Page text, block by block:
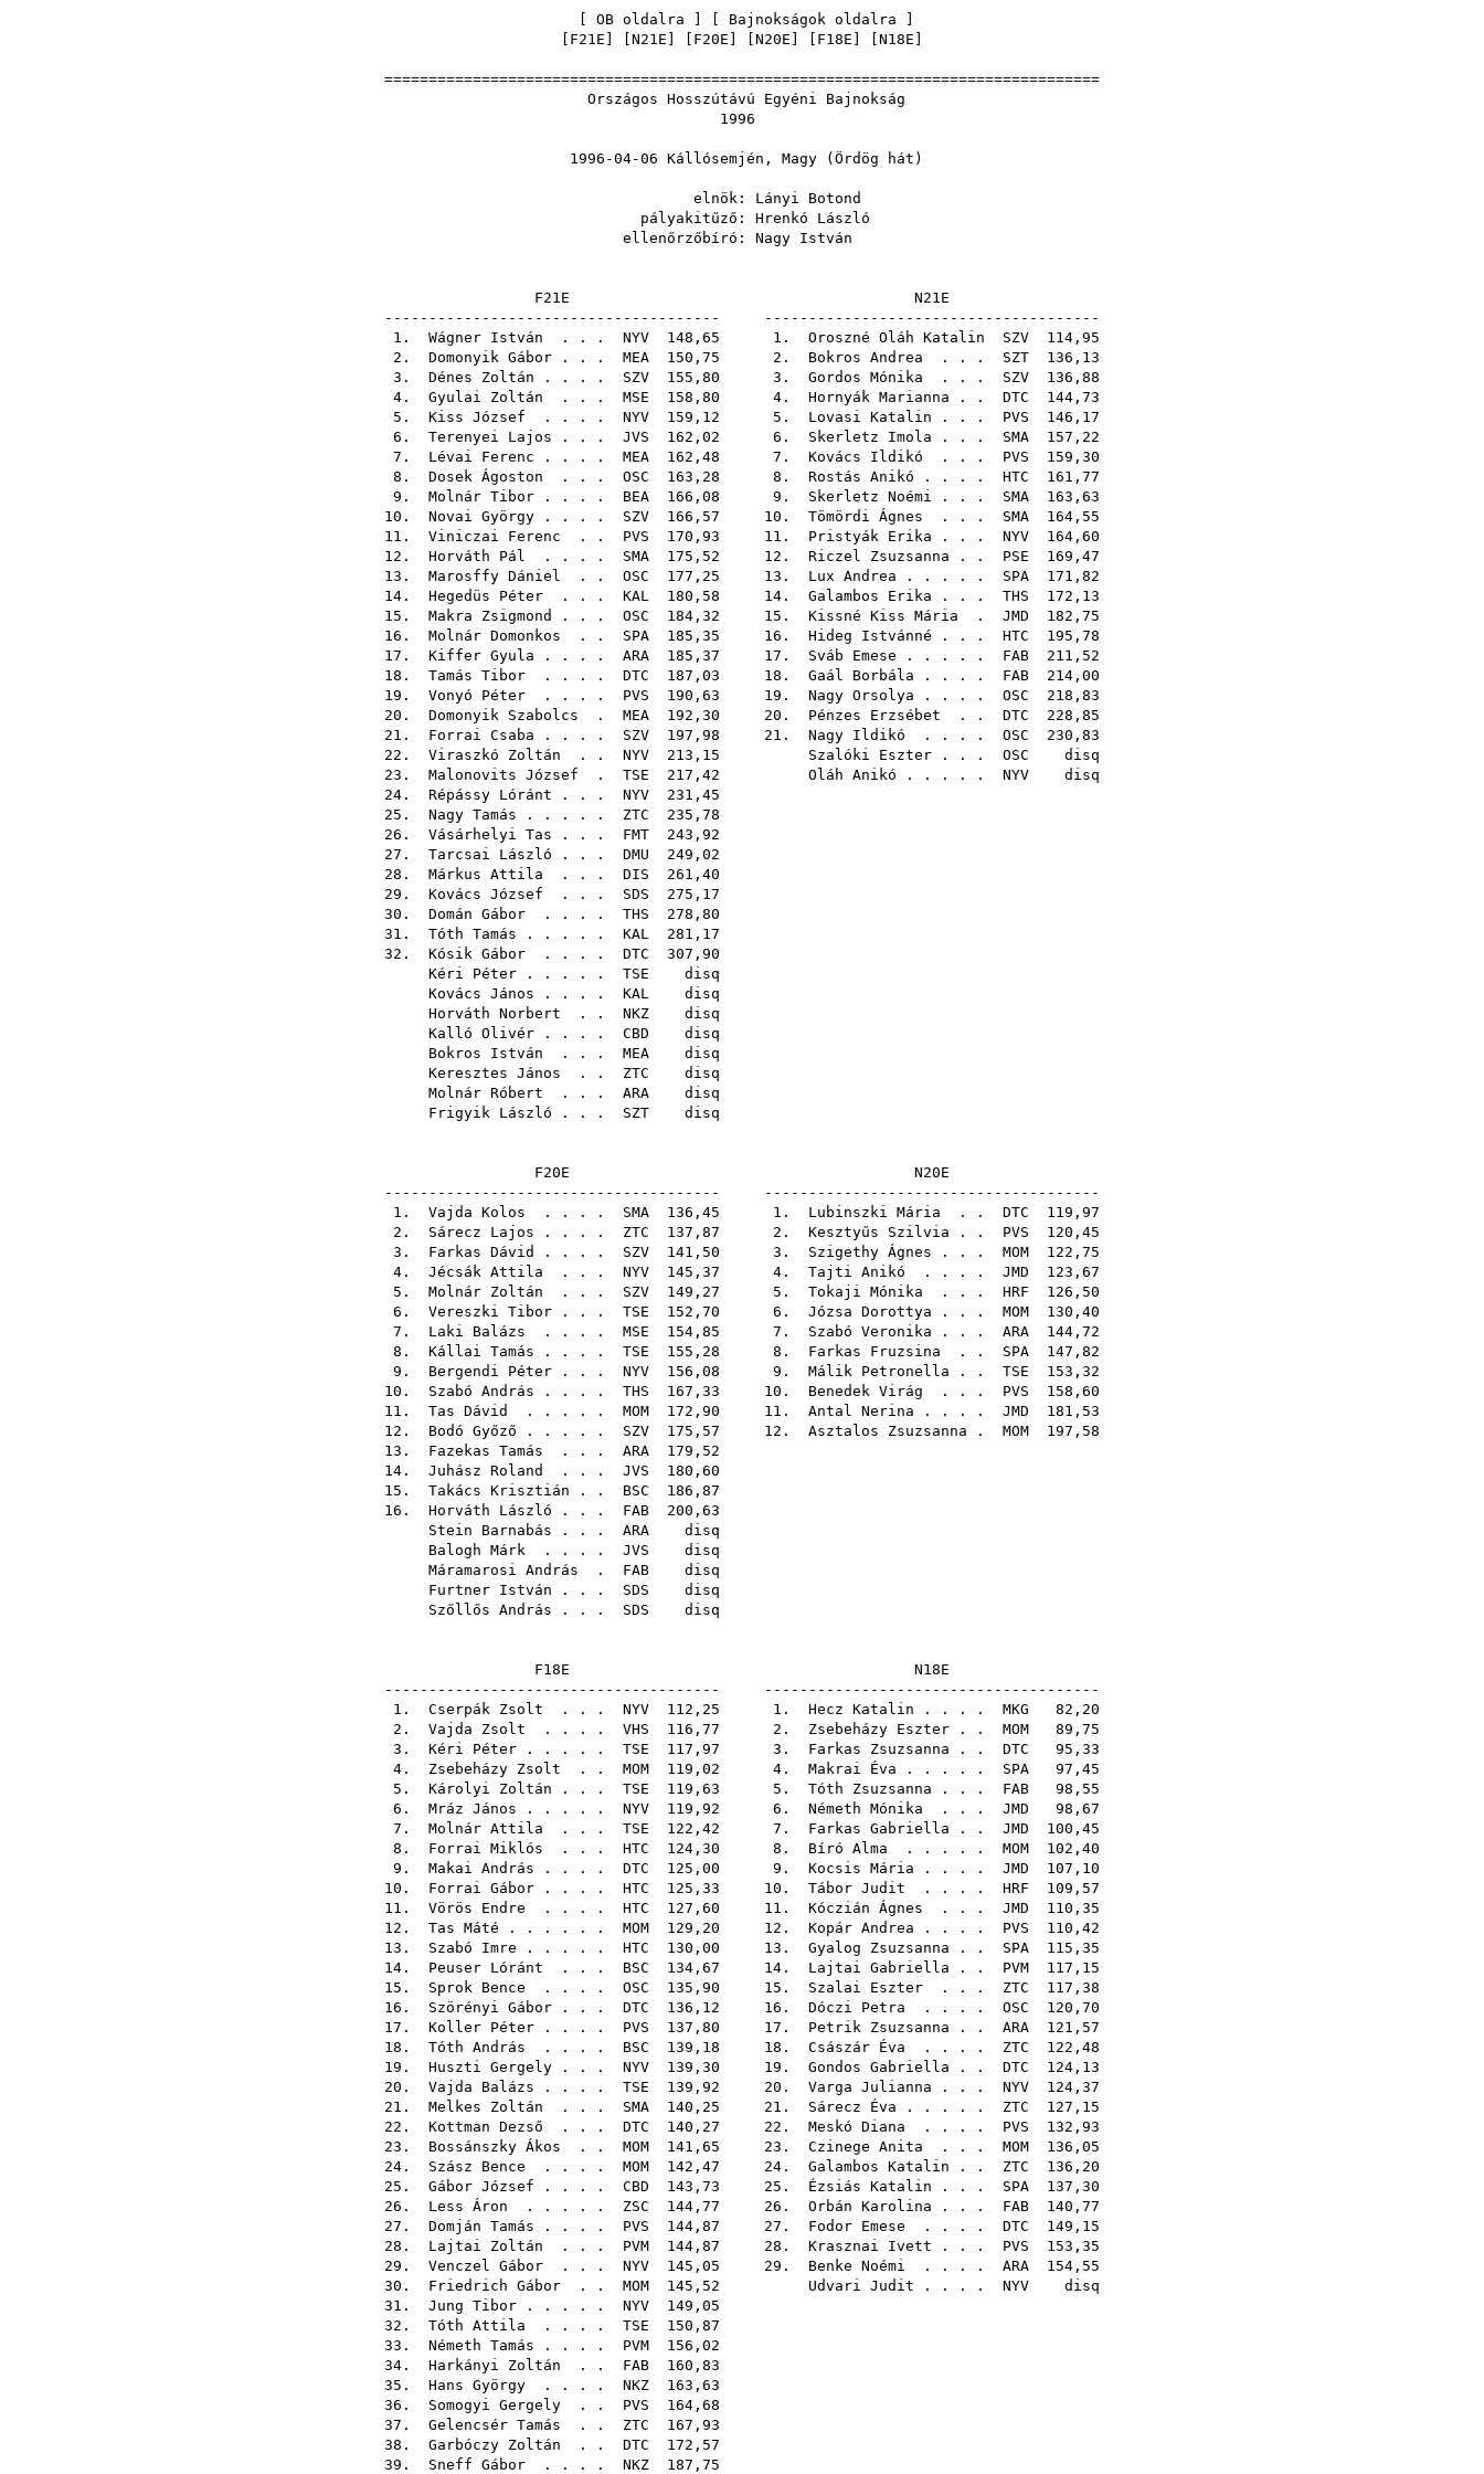
OB oldalra Bajnokságok oldalra
F21E N21E F20E N20E F18E N18E
=================================================================================
Országos Hosszútávú Egyéni Bajnokság
1996
1996-04-06 Kállósemjén, Magy (Ördög hát)
elnök: Lányi Botond
pályakitűző: Hrenkó László
ellenőrzőbíró: Nagy István
F21E N21E
-------------------------------------- --------------------------------------
1. Wágner István . . . NYV 148,65 1. Oroszné Oláh Katalin SZV 114,95
2. Domonyik Gábor . . . MEA 150,75 2. Bokros Andrea . . . SZT 136,13
3. Dénes Zoltán . . . . SZV 155,80 3. Gordos Mónika . . . SZV 136,88
4. Gyulai Zoltán . . . MSE 158,80 4. Hornyák Marianna . . DTC 144,73
5. Kiss József . . . . NYV 159,12 5. Lovasi Katalin . . . PVS 146,17
6. Terenyei Lajos . . . JVS 162,02 6. Skerletz Imola . . . SMA 157,22
7. Lévai Ferenc . . . . MEA 162,48 7. Kovács Ildikó . . . PVS 159,30
8. Dosek Ágoston . . . OSC 163,28 8. Rostás Anikó . . . . HTC 161,77
9. Molnár Tibor . . . . BEA 166,08 9. Skerletz Noémi . . . SMA 163,63
10. Novai György . . . . SZV 166,57 10. Tömördi Ágnes . . . SMA 164,55
11. Viniczai Ferenc . . PVS 170,93 11. Pristyák Erika . . . NYV 164,60
12. Horváth Pál . . . . SMA 175,52 12. Riczel Zsuzsanna . . PSE 169,47
13. Marosffy Dániel . . OSC 177,25 13. Lux Andrea . . . . . SPA 171,82
14. Hegedüs Péter . . . KAL 180,58 14. Galambos Erika . . . THS 172,13
15. Makra Zsigmond . . . OSC 184,32 15. Kissné Kiss Mária . JMD 182,75
16. Molnár Domonkos . . SPA 185,35 16. Hideg Istvánné . . . HTC 195,78
17. Kiffer Gyula . . . . ARA 185,37 17. Sváb Emese . . . . . FAB 211,52
18. Tamás Tibor . . . . DTC 187,03 18. Gaál Borbála . . . . FAB 214,00
19. Vonyó Péter . . . . PVS 190,63 19. Nagy Orsolya . . . . OSC 218,83
20. Domonyik Szabolcs . MEA 192,30 20. Pénzes Erzsébet . . DTC 228,85
21. Forrai Csaba . . . . SZV 197,98 21. Nagy Ildikó . . . . OSC 230,83
22. Viraszkó Zoltán . . NYV 213,15 Szalóki Eszter . . . OSC disq
23. Malonovits József . TSE 217,42 Oláh Anikó . . . . . NYV disq
24. Répássy Lóránt . . . NYV 231,45
25. Nagy Tamás . . . . . ZTC 235,78
26. Vásárhelyi Tas . . . FMT 243,92
27. Tarcsai László . . . DMU 249,02
28. Márkus Attila . . . DIS 261,40
29. Kovács József . . . SDS 275,17
30. Domán Gábor . . . . THS 278,80
31. Tóth Tamás . . . . . KAL 281,17
32. Kósik Gábor . . . . DTC 307,90
Kéri Péter . . . . . TSE disq
Kovács János . . . . KAL disq
Horváth Norbert . . NKZ disq
Kalló Olivér . . . . CBD disq
Bokros István . . . MEA disq
Keresztes János . . ZTC disq
Molnár Róbert . . . ARA disq
Frigyik László . . . SZT disq
F20E N20E
-------------------------------------- --------------------------------------
1. Vajda Kolos . . . . SMA 136,45 1. Lubinszki Mária . . DTC 119,97
2. Sárecz Lajos . . . . ZTC 137,87 2. Kesztyűs Szilvia . . PVS 120,45
3. Farkas Dávid . . . . SZV 141,50 3. Szigethy Ágnes . . . MOM 122,75
4. Jécsák Attila . . . NYV 145,37 4. Tajti Anikó . . . . JMD 123,67
5. Molnár Zoltán . . . SZV 149,27 5. Tokaji Mónika . . . HRF 126,50
6. Vereszki Tibor . . . TSE 152,70 6. Józsa Dorottya . . . MOM 130,40
7. Laki Balázs . . . . MSE 154,85 7. Szabó Veronika . . . ARA 144,72
8. Kállai Tamás . . . . TSE 155,28 8. Farkas Fruzsina . . SPA 147,82
9. Bergendi Péter . . . NYV 156,08 9. Málik Petronella . . TSE 153,32
10. Szabó András . . . . THS 167,33 10. Benedek Virág . . . PVS 158,60
11. Tas Dávid . . . . . MOM 172,90 11. Antal Nerina . . . . JMD 181,53
12. Bodó Győző . . . . . SZV 175,57 12. Asztalos Zsuzsanna . MOM 197,58
13. Fazekas Tamás . . . ARA 179,52
14. Juhász Roland . . . JVS 180,60
15. Takács Krisztián . . BSC 186,87
16. Horváth László . . . FAB 200,63
Stein Barnabás . . . ARA disq
Balogh Márk . . . . JVS disq
Máramarosi András . FAB disq
Furtner István . . . SDS disq
Szőllős András . . . SDS disq
F18E N18E
-------------------------------------- --------------------------------------
1. Cserpák Zsolt . . . NYV 112,25 1. Hecz Katalin . . . . MKG 82,20
2. Vajda Zsolt . . . . VHS 116,77 2. Zsebeházy Eszter . . MOM 89,75
3. Kéri Péter . . . . . TSE 117,97 3. Farkas Zsuzsanna . . DTC 95,33
4. Zsebeházy Zsolt . . MOM 119,02 4. Makrai Éva . . . . . SPA 97,45
5. Károlyi Zoltán . . . TSE 119,63 5. Tóth Zsuzsanna . . . FAB 98,55
6. Mráz János . . . . . NYV 119,92 6. Németh Mónika . . . JMD 98,67
7. Molnár Attila . . . TSE 122,42 7. Farkas Gabriella . . JMD 100,45
8. Forrai Miklós . . . HTC 124,30 8. Bíró Alma . . . . . MOM 102,40
9. Makai András . . . . DTC 125,00 9. Kocsis Mária . . . . JMD 107,10
10. Forrai Gábor . . . . HTC 125,33 10. Tábor Judit . . . . HRF 109,57
11. Vörös Endre . . . . HTC 127,60 11. Kóczián Ágnes . . . JMD 110,35
12. Tas Máté . . . . . . MOM 129,20 12. Kopár Andrea . . . . PVS 110,42
13. Szabó Imre . . . . . HTC 130,00 13. Gyalog Zsuzsanna . . SPA 115,35
14. Peuser Lóránt . . . BSC 134,67 14. Lajtai Gabriella . . PVM 117,15
15. Sprok Bence . . . . OSC 135,90 15. Szalai Eszter . . . ZTC 117,38
16. Szörényi Gábor . . . DTC 136,12 16. Dóczi Petra . . . . OSC 120,70
17. Koller Péter . . . . PVS 137,80 17. Petrik Zsuzsanna . . ARA 121,57
18. Tóth András . . . . BSC 139,18 18. Császár Éva . . . . ZTC 122,48
19. Huszti Gergely . . . NYV 139,30 19. Gondos Gabriella . . DTC 124,13
20. Vajda Balázs . . . . TSE 139,92 20. Varga Julianna . . . NYV 124,37
21. Melkes Zoltán . . . SMA 140,25 21. Sárecz Éva . . . . . ZTC 127,15
22. Kottman Dezső . . . DTC 140,27 22. Meskó Diana . . . . PVS 132,93
23. Bossánszky Ákos . . MOM 141,65 23. Czinege Anita . . . MOM 136,05
24. Szász Bence . . . . MOM 142,47 24. Galambos Katalin . . ZTC 136,20
25. Gábor József . . . . CBD 143,73 25. Ézsiás Katalin . . . SPA 137,30
26. Less Áron . . . . . ZSC 144,77 26. Orbán Karolina . . . FAB 140,77
27. Domján Tamás . . . . PVS 144,87 27. Fodor Emese . . . . DTC 149,15
28. Lajtai Zoltán . . . PVM 144,87 28. Krasznai Ivett . . . PVS 153,35
29. Venczel Gábor . . . NYV 145,05 29. Benke Noémi . . . . ARA 154,55
30. Friedrich Gábor . . MOM 145,52 Udvari Judit . . . . NYV disq
31. Jung Tibor . . . . . NYV 149,05
32. Tóth Attila . . . . TSE 150,87
33. Németh Tamás . . . . PVM 156,02
34. Harkányi Zoltán . . FAB 160,83
35. Hans György . . . . NKZ 163,63
36. Somogyi Gergely . . PVS 164,68
37. Gelencsér Tamás . . ZTC 167,93
38. Garbóczy Zoltán . . DTC 172,57
39. Sneff Gábor . . . . NKZ 187,75